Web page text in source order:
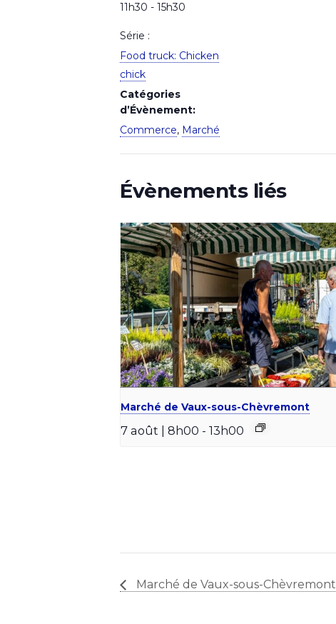
11h30 - 15h30
Série :
Food truck: Chicken
chick
Catégories
d’Évènement:
Commerce, Marché
Évènements liés
Marché de Vaux-sous-Chèvremont
7 août | 8h00 - 13h00
Marché de Vaux-sous-Chèvremont